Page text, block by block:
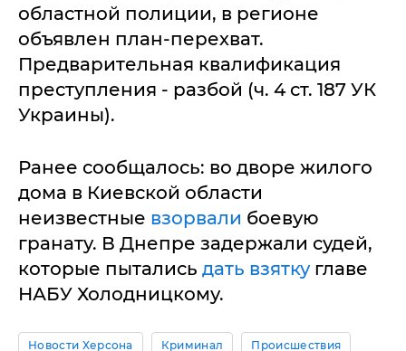
областной полиции, в регионе
объявлен план-перехват.
Предварительная квалификация
преступления - разбой (ч. 4 ст. 187 УК
Украины).
Ранее сообщалось: во дворе жилого
дома в Киевской области
неизвестные взорвали боевую
гранату. В Днепре задержали судей,
которые пытались дать взяткуглаве
НАБУ Холодницкому.
Новости Херсона Криминал Происшествия